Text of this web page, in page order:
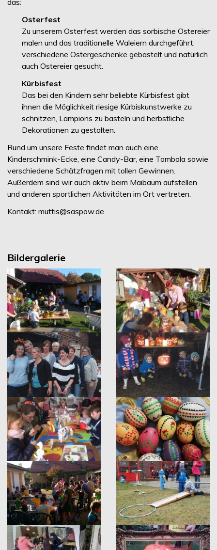
das:
Osterfest
Zu unserem Osterfest werden das sorbische Ostereier
malen und das traditionelle Waleiern durchgeführt,
verschiedene Ostergeschenke gebastelt und natürlich
auch Ostereier gesucht.
Kürbisfest
Das bei den Kindern sehr beliebte Kürbisfest gibt
ihnen die Möglichkeit riesige Kürbiskunstwerke zu
schnitzen, Lampions zu basteln und herbstliche
Dekorationen zu gestalten.
Rund um unsere Feste findet man auch eine
Kinderschmink-Ecke, eine Candy-Bar, eine Tombola sowie
verschiedene Schätzfragen mit tollen Gewinnen.
Außerdem sind wir auch aktiv beim Maibaum aufstellen
und anderen sportlichen Aktivitäten im Ort vertreten.
Kontakt: muttis@saspow.de
Bildergalerie